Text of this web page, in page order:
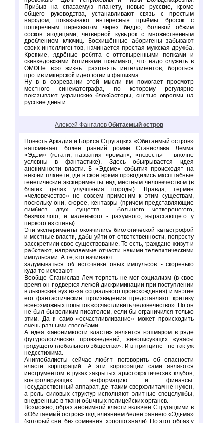
Прибыв на спасаемую планету, новые русские, кроме
общего руководства, устанавливают связь с простым
народом, показывают интересные приёмы: бросок с
поперечным перехватом через бедро, болевой обжим
сосков ягодицами, четверной кувырок с множественным
дроблением ключиц. Восхищённые аборигены забывают
своих интеллигентов, начинается простая мужская дружба.
Крепкие, ядрёные ребята с оттопыренными попками и
скинхедовскими ботинками понимают, что надо служить в
ОМОНе всю жизнь: разгонять интеллигентов, бороться
против имперской идеологии и фашизма.
Ну в в созревании этой мысли им помогает просмотр
местного синематографа, по которому регулярно
показывают украинские блокбастеры, снятые евреями на
русские деньги.
Алексей Фанталов Обитаемый остров
Повесть Аркадия и Бориса Стругацких «Обитаемый остров»
напоминает более ранний роман Станислава Лемма
«Эдем» (кстати, названия «роман», «повесть» - вполне
условны в фантастике). Здесь обыгрывается идея
анонимности власти. В «Эдеме» события происходят на
некоей планете, где в свое время проводились масштабные
генетические эксперименты над местным человечеством (в
благих целях улучшения породы). Правда, термин
«человечество» не совсем применим к этим существам,
поскольку они, скорее, кентавры (причем представляющие
симбиоз двух существ - большого четвероногого,
безмозглого, и маленького - разумного, вырастающего у
первого из спины).
Эти эксперименты окончились биологической катастрофой
и местные власти, дабы уйти от ответственности, попросту
засекретили свое существование. То есть, граждане живут и
работают, направляемые отчасти некими телепатическими
импульсами. А те, кто начинают
задумываться об источнике оных импульсов - скоренько
куда-то исчезают.
Вообще Станислав Лем терпеть не мог социализм (в свое
время он подвергся легкой дискриминации при поступлении
в львовский вуз из-за социального происхождения) и многие
его фантастические произведения представляют критику
всевозможных попыток «осчастливить человечество». Но он
не был бы великим писателем, если бы ограничился только
этим. Да и само «осчастливливание» может происходить
очень разными способами.
А идея «анонимности власти» является кошмаром в ряде
футурологических произведений, живописующих «ужасы
грядущего глобального общества». И в принципе - не так уж
недостижима.
Аниглобалисты сейчас любят поговорить об опасности
власти корпораций. А эти корпорации сами являются
инструментом в руках закрытых аристократических клубов,
контролирующих информацию и финансы.
Государственный аппарат, де, таким сверхэлитам не нужен,
а роль силовых структур исполняют элитные спецслужбы,
внедренные в ткани обычных полицейских органов.
Возможно, образ анонимной власти включен Стругацкими в
«Обитаемый остров» под влиянием белее раннего «Эдема»
(который они, без сомнения, хорошо знали). Но этот образ у